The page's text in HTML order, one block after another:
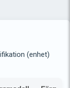
(enhet)